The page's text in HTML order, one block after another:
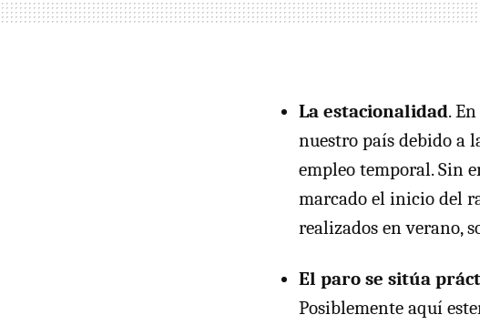
La estacionalidad.
nuestro país debido a
empleo temporal. Sin
marcado el inicio del
realizados en verano,
El paro se sitúa
Posiblemente aquí